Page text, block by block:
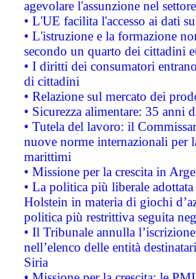
agevolare l'assunzione nel
• L'UE facilita l'accesso ai dati
• L'istruzione e la formazione
secondo un quarto dei cittadini
• I diritti dei consumatori
di cittadini
• Relazione sul mercato dei
• Sicurezza alimentare: 35 anni
• Tutela del lavoro: il
nuove norme internazionali per
marittimi
• Missione per la crescita in
• La politica più liberale
Holstein in materia di giochi
politica più restrittiva seguita
• Il Tribunale annulla
nell’elenco delle entità
Siria